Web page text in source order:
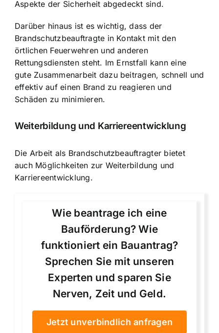
Aspekte der Sicherheit abgedeckt sind.
Darüber hinaus ist es wichtig, dass der
Brandschutzbeauftragte in Kontakt mit den
örtlichen Feuerwehren und anderen
Rettungsdiensten steht. Im Ernstfall kann eine
gute Zusammenarbeit dazu beitragen, schnell und
effektiv auf einen Brand zu reagieren und
Schäden zu minimieren.
Weiterbildung und Karriereentwicklung
Die Arbeit als Brandschutzbeauftragter bietet
auch Möglichkeiten zur Weiterbildung und
Karriereentwicklung.
Wie beantrage ich eine
Bauförderung? Wie
funktioniert ein Bauantrag?
Sprechen Sie mit unseren
Experten und sparen Sie
Nerven, Zeit und Geld.
Jetzt unverbindlich anfragen